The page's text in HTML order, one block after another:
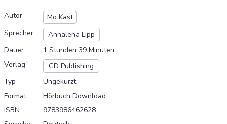
Autor
Mo Kast
Sprecher
Annalena Lipp
Dauer
1 Stunden 39 Minuten
Verlag
GD Publishing
Typ
Ungekürzt
Format
Hörbuch Download
ISBN
9783986462628